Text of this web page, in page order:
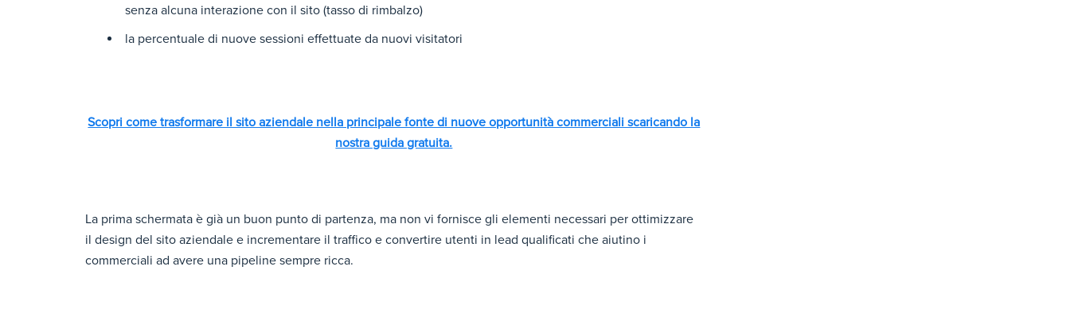
senza alcuna interazione con il sito (tasso di rimbalzo)
la percentuale di nuove sessioni effettuate da nuovi visitatori
Scopri come trasformare il sito aziendale nella principale fonte di nuove opportunità commerciali scaricando la
nostra guida gratuita.
La prima schermata è già un buon punto di partenza, ma non vi fornisce gli elementi necessari per ottimizzare
il design del sito aziendale e incrementare il traffico e convertire utenti in lead qualificati che aiutino i
commerciali ad avere una pipeline sempre ricca.